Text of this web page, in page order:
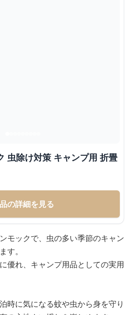
虫除け対策 キャンプ用 折畳
の詳細を見る
モックで、虫の多い季節のキャン
す。
優れ、キャンプ用品としての実用
時に気になる蚊や虫から身を守り